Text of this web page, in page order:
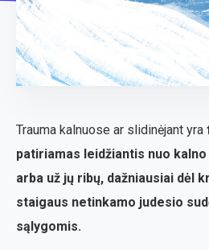
Trauma kalnuose ar slidinėjant yra
patiriamas leidžiantis nuo
arba už jų ribų, dažniausiai dėl
staigaus netinkamo judesio
sąlygomis.